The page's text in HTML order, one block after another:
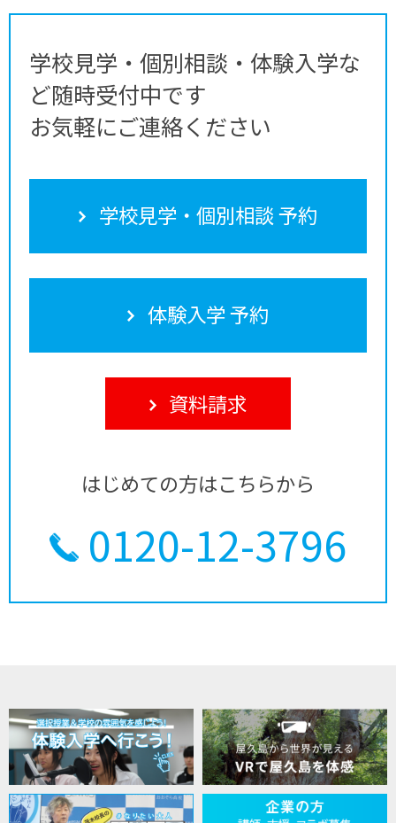
学校見学・個別相談・体験入学な
ど随時受付中です
お気軽にご連絡ください
学校見学・個別相談 予約
体験入学 予約
資料請求
はじめての方はこちらから
0120-12-3796